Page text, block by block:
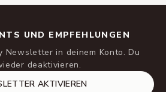
UND EMPFEHLUNGEN
Newsletter in deinem Konto. Du
deaktivieren.
AKTIVIEREN